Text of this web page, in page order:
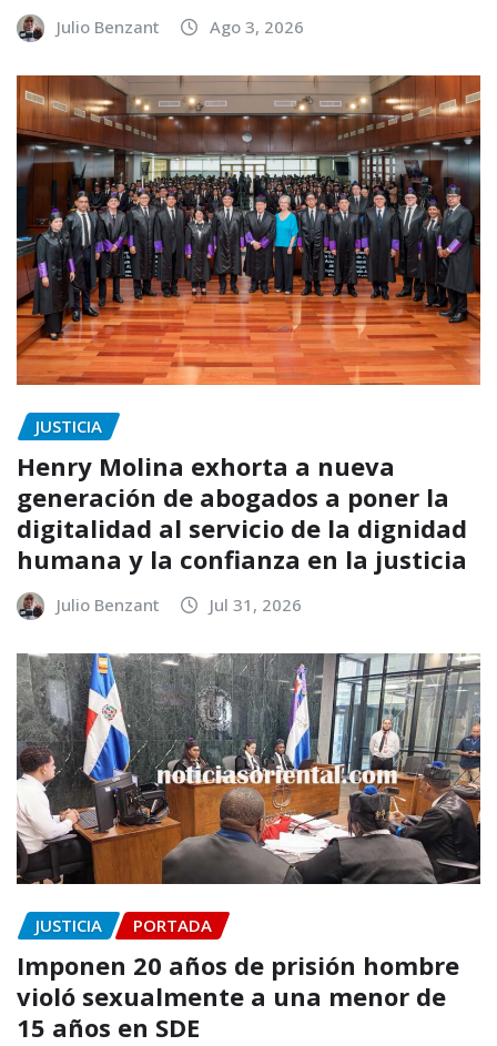
Julio Benzant Ago 3, 2026
JUSTICIA
Henry Molina exhorta a nueva
generación de abogados a poner la
digitalidad al servicio de la dignidad
humana y la confianza en la justicia
Julio Benzant Jul 31, 2026
JUSTICIA PORTADA
Imponen 20 años de prisión hombre
violó sexualmente a una menor de
15 años en SDE